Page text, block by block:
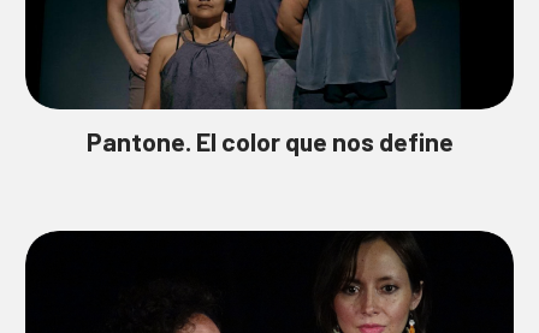
Pantone. El color que nos define